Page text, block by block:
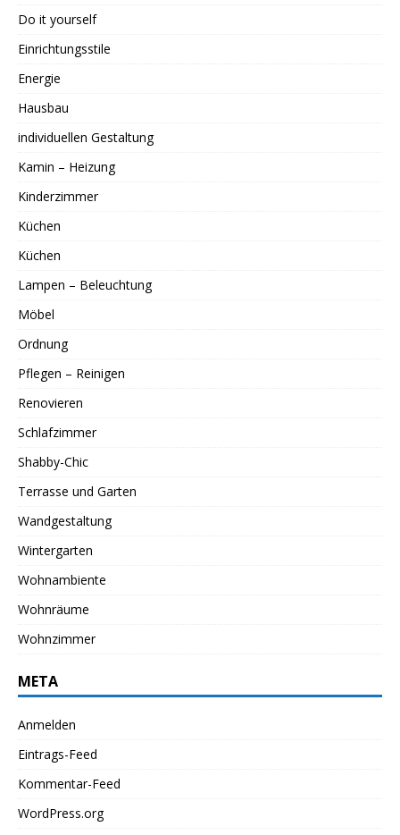
Do it yourself
Einrichtungsstile
Energie
Hausbau
individuellen Gestaltung
Kamin – Heizung
Kinderzimmer
Küchen
Küchen
Lampen – Beleuchtung
Möbel
Ordnung
Pflegen – Reinigen
Renovieren
Schlafzimmer
Shabby-Chic
Terrasse und Garten
Wandgestaltung
Wintergarten
Wohnambiente
Wohnräume
Wohnzimmer
META
Anmelden
Eintrags-Feed
Kommentar-Feed
WordPress.org